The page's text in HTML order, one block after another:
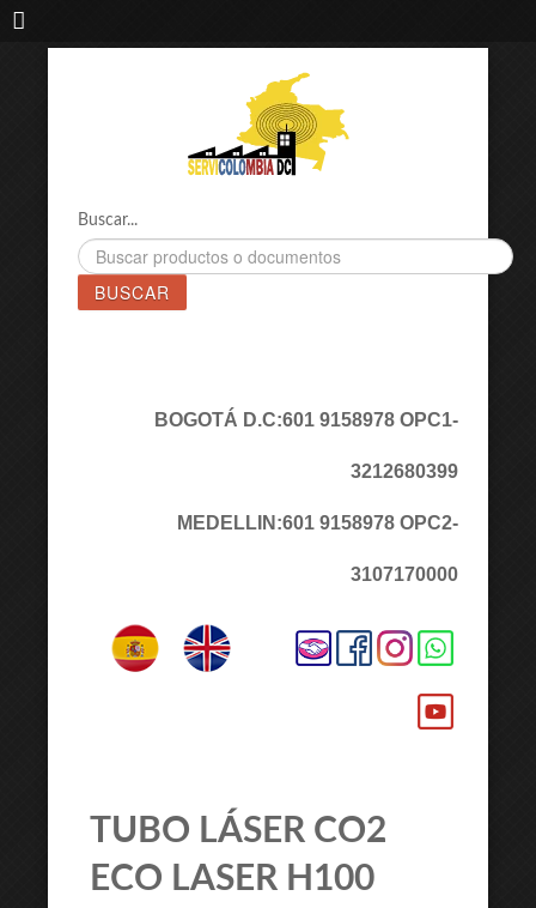
IMPORTADORA DE MAQUINAS LÁSER SERVICOLOMBIA DC
Buscar...
BUSCAR
BOGOTÁ D.C:601 9158978 OPC1-
3212680399
MEDELLIN:601 9158978 OPC2-
3107170000
TUBO LÁSER CO2
ECO LASER H100